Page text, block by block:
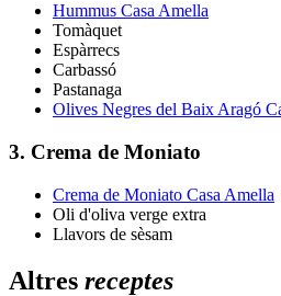
Hummus Casa Amella
Tomàquet
Espàrrecs
Carbassó
Pastanaga
Olives Negres del Baix Aragó
3. Crema de Moniato
Crema de Moniato Casa Amella
Oli d'oliva verge extra
Llavors de sèsam
Altres receptes